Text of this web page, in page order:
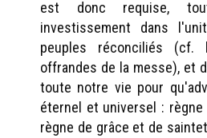
est donc requise,
investissement dans
peuples réconciliés
offrandes de la messe), et
toute notre vie pour
éternel et universel :
règne de grâce et de